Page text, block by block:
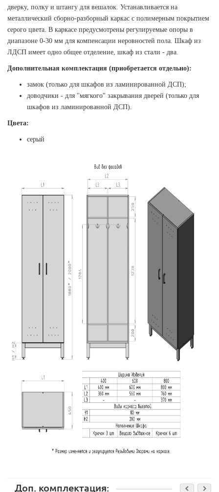
дверку, полку и штангу для вешалок. Устанавливается на
металлический сборно-разборный каркас с полимерным покрытием
серого цвета. В каркасе предусмотрены регулируемые опоры в
диапазоне 0-30 мм для компенсации неровностей пола. Шкаф из
ЛДСП имеет одно общее отделение, шкаф из стали - два.
Дополнительная комплектация (приобретается отдельно):
замок (только для шкафов из ламинированной ДСП);
доводчики - для "мягкого" закрывания дверей (только для
шкафов из ламинированной ДСП).
Цвета:
серый
Доп. комплектация: